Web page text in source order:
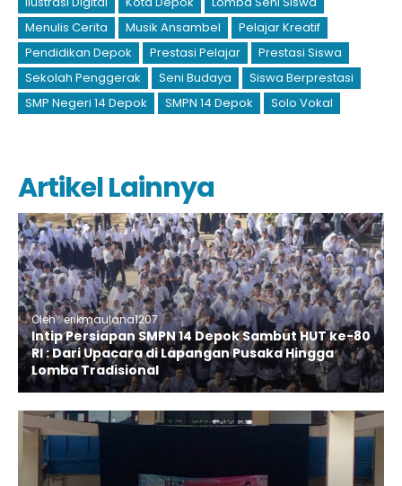
Menulis Cerita
Musik Ansambel
Pelajar Kreatif
Pendidikan Depok
Prestasi Pelajar
Prestasi Siswa
Sekolah Penggerak
Seni Budaya
Siswa Berprestasi
SMP Negeri 14 Depok
SMPN 14 Depok Solo Vokal
Artikel Lainnya
Oleh : erikmaulana1207
Intip Persiapan SMPN 14 Depok Sambut HUT ke-80
RI : Dari Upacara di Lapangan Pusaka Hingga
Lomba Tradisional